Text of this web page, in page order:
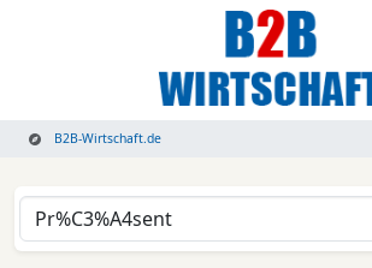
B2B-Wirtschaft.de